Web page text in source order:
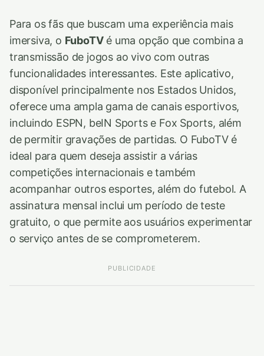
Para os fãs que buscam uma experiência mais
imersiva, o FuboTVé uma opção que combina a
transmissão de jogos ao vivo com outras
funcionalidades interessantes. Este aplicativo,
disponível principalmente nos Estados Unidos,
oferece uma ampla gama de canais esportivos,
incluindo ESPN, beIN Sports e Fox Sports, além
de permitir gravações de partidas. O FuboTV é
ideal para quem deseja assistir a várias
competições internacionais e também
acompanhar outros esportes, além do futebol. A
assinatura mensal inclui um período de teste
gratuito, o que permite aos usuários experimentar
o serviço antes de se comprometerem.
PUBLICIDADE